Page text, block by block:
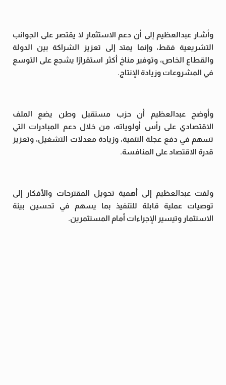
وأشار عبدالعظيم إلى أن دعم الاستثمار لا يقتصر على الجوانب
التشريعية فقط، وإنما يمتد إلى تعزيز الشراكة بين الدولة
والقطاع الخاص، وتوفير مناخ أكثر استقرارًا يشجع على التوسع
في المشروعات وزيادة الإنتاج.
وأوضح عبدالعظيم أن حزب مستقبل وطن يضع الملف
الاقتصادي على رأس أولوياته، من خلال دعم المبادرات التي
تسهم في دفع عجلة التنمية، وزيادة معدلات التشغيل، وتعزيز
قدرة الاقتصاد على المنافسة.
ولفت عبدالعظيم إلى أهمية تحويل المقترحات والأفكار إلى
توصيات عملية قابلة للتنفيذ بما يسهم في تحسين بيئة
الاستثمار وتيسير الإجراءات أمام المستثمرين.